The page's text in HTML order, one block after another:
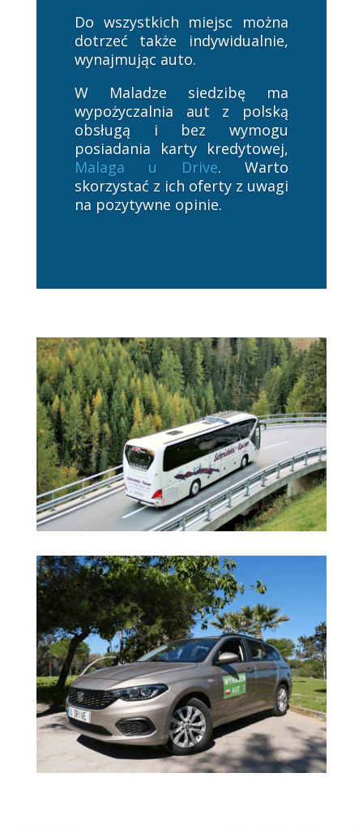
Do wszystkich miejsc można
dotrzeć także indywidualnie,
wynajmując auto.
W Maladze siedzibę ma
wypożyczalnia aut z polską
obsługą i bez wymogu
posiadania karty kredytowej,
Malaga u Drive. Warto
skorzystać z ich oferty z uwagi
na pozytywne opinie.